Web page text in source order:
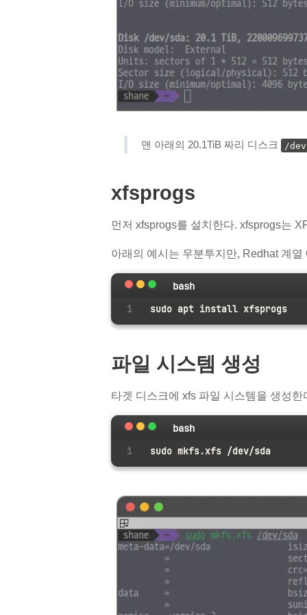
맨 아래의 20.1TiB 짜리 디스크 /
xfsprogs
먼저 xfsprogs를 설치한다. xfsprogs는
아래의 예시는 우분투지만, Redhat 계
bash
sudo apt install xfsprogs
파일 시스템 생성
타겟 디스크에 xfs 파일 시스템을 생성한
bash
sudo mkfs.xfs /dev/sda